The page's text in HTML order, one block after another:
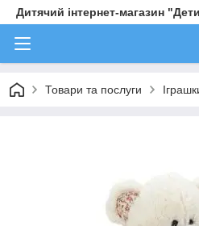
Дитячий інтернет-магазин
Товари та послуги